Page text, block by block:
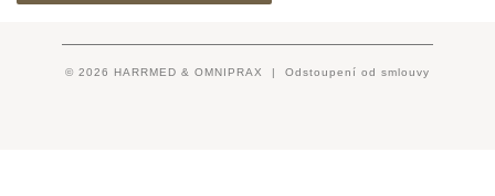
© 2026 HARRMED & OMNIPRAX | Odstoupení od smlouvy